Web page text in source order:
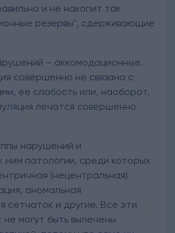
и не накопит так
резервы", сдерживающие
– аккомодационные.
совершенно не связана с
ее слабость или, наоборот,
лечатся совершенно
нарушений и
ним патологии, среди которых
(нецентральная)
аномальная
сетчаток и другие. Все эти
могут быть вылечены